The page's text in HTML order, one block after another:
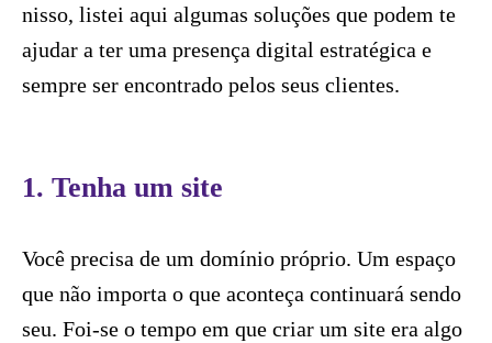
nisso, listei aqui algumas soluções que podem te
ajudar a ter uma presença digital estratégica e
sempre ser encontrado pelos seus clientes.
1. Tenha um site
Você precisa de um domínio próprio. Um espaço
que não importa o que aconteça continuará sendo
seu. Foi-se o tempo em que criar um site era algo